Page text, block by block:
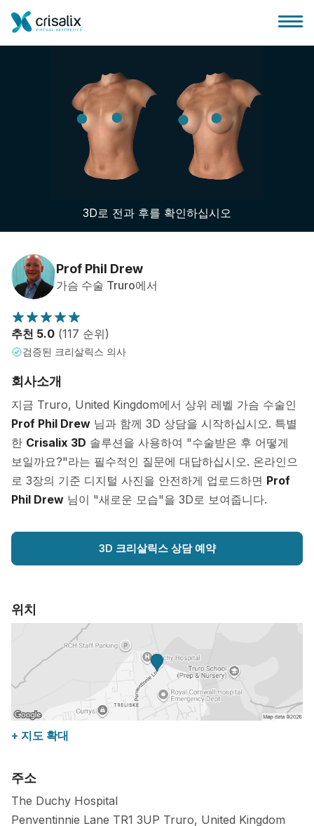
3D 비즈니스 플랫폼
환자 후기
3D로 전과 후를 확인하십시오
Prof Phil Drew
가슴 수술 Truro에서
추천 5.0 (117 순위)
검증된 크리살릭스 의사
회사소개
지금 Truro, United Kingdom에서 상위 레벨 가슴 수술인
Prof Phil Drew 님과 함께 3D 상담을 시작하십시오. 특별
한 Crisalix 3D 솔루션을 사용하여 "수술받은 후 어떻게
보일까요?"라는 필수적인 질문에 대답하십시오. 온라인으
로 3장의 기준 디지털 사진을 안전하게 업로드하면 Prof
Phil Drew 님이 "새로운 모습"을 3D로 보여줍니다.
3D 크리살릭스 상담 예약
위치
+ 지도 확대
주소
The Duchy Hospital
Penventinnie Lane TR1 3UP Truro, United Kingdom